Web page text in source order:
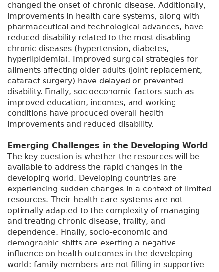
changed the onset of chronic disease. Additionally,
improvements in health care systems, along with
pharmaceutical and technological advances, have
reduced disability related to the most disabling
chronic diseases (hypertension, diabetes,
hyperlipidemia). Improved surgical strategies for
ailments affecting older adults (joint replacement,
cataract surgery) have delayed or prevented
disability. Finally, socioeconomic factors such as
improved education, incomes, and working
conditions have produced overall health
improvements and reduced disability.
Emerging Challenges in the Developing World
The key question is whether the resources will be
available to address the rapid changes in the
developing world. Developing countries are
experiencing sudden changes in a context of limited
resources. Their health care systems are not
optimally adapted to the complexity of managing
and treating chronic disease, frailty, and
dependence. Finally, socio-economic and
demographic shifts are exerting a negative
influence on health outcomes in the developing
world: family members are not filling in supportive